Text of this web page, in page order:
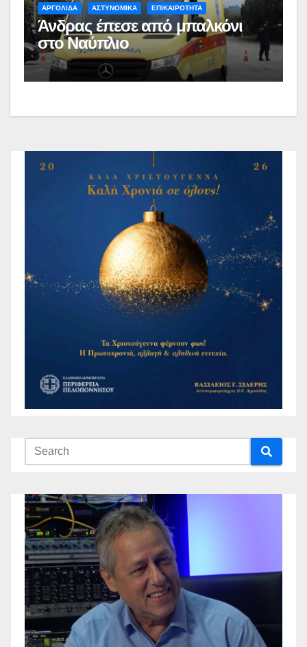
ΑΡΓΟΛΙΔΑ ΑΣΤΥΝΟΜΙΚΑ ΕΠΙΚΑΙΡΟΤΗΤΑ
Άνδρας έπεσε από μπαλκόνι
στο Ναύπλιο